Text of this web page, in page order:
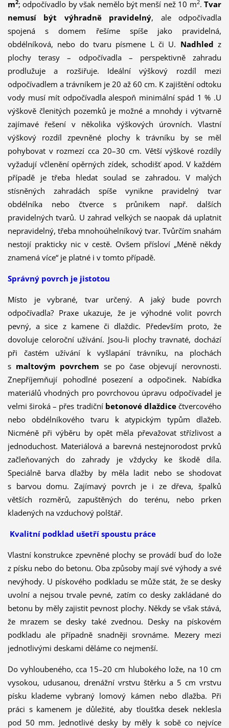
m2; odpočívadlo by však nemělo být menší než 10 m2.Tvar
nemusí být výhradně pravidelný, ale odpočívadla
spojená s domem řešíme spíše jako pravidelná,
obdélníková, nebo do tvaru písmene L či U. Nadhled z
plochy terasy – odpočívadla – perspektivně zahradu
prodlužuje a rozšiřuje. Ideální výškový rozdíl mezi
odpočívadlem a trávníkem je 20 až 60 cm. K zajištění odtoku
vody musí mít odpočívadla alespoň minimální spád 1 % .U
výškově členitých pozemků je možné a mnohdy i výtvarně
zajímavé řešení v několika výškových úrovních. Vlastní
výškový rozdíl zpevněné plochy k trávníku by se měl
pohybovat v rozmezí cca 20–30 cm. Větší výškové rozdíly
vyžadují včlenění opěrných zídek, schodišť apod. V každém
případě je třeba hledat soulad se zahradou. V malých
stísněných zahradách spíše vynikne pravidelný tvar
obdélníka nebo čtverce s průnikem např. dalších
pravidelných tvarů. U zahrad velkých se naopak dá uplatnit
nepravidelný, třeba mnohoúhelníkový tvar. Tvůrčím snahám
nestojí prakticky nic v cestě. Ovšem přísloví „Méně někdy
znamená více“ je platné i v tomto případě.
Správný povrch je jistotou
Místo je vybrané, tvar určený. A jaký bude povrch
odpočívadla? Praxe ukazuje, že je výhodné volit povrch
pevný, a sice z kamene či dlaždic. Především proto, že
dovoluje celoroční užívání. Jsou-li plochy travnaté, dochází
při častém užívání k vyšlapání trávníku, na plochách
s maltovým povrchem se po čase objevují nerovnosti.
Znepříjemňují pohodlné posezení a odpočinek. Nabídka
materiálů vhodných pro povrchovou úpravu odpočívadel je
velmi široká – přes tradiční betonové dlaždicečtvercového
nebo obdélníkového tvaru k atypickým typům dlažeb.
Nicméně při výběru by opět měla převažovat střízlivost a
jednoduchost. Materiálová a barevná nestejnorodost prvků
začleňovaných do zahrady je vždycky ke škodě díla.
Speciálně barva dlažby by měla ladit nebo se shodovat
s barvou domu. Zajímavý povrch je i ze dřeva, špalků
větších rozměrů, zapuštěných do terénu, nebo prken
kladených na vzduchový polštář.
Kvalitní podklad ušetří spoustu práce
Vlastní konstrukce zpevněné plochy se provádí buď do lože
z písku nebo do betonu. Oba způsoby mají své výhody a své
nevýhody. U pískového podkladu se může stát, že se desky
uvolní a nejsou trvale pevné, zatím co desky zakládané do
betonu by měly zajistit pevnost plochy. Někdy se však stává,
že mrazem se desky také zvednou. Desky na pískovém
podkladu ale případně snadněji srovnáme. Mezery mezi
jednotlivými deskami děláme co nejmenší.
Do vyhloubeného, cca 15–20 cm hlubokého lože, na 10 cm
vysokou, udusanou, drenážní vrstvu štěrku a 5 cm vrstvu
písku klademe vybraný lomový kámen nebo dlažba. Při
práci s kamenem je důležité, aby tloušťka desek neklesla
pod 50 mm. Jednotlivé desky by měly k sobě co nejvíce